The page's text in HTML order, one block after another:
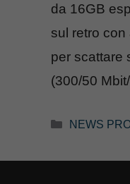
da 16GB
sul retro con
per scattare
(300/50
Categorie
NEWS